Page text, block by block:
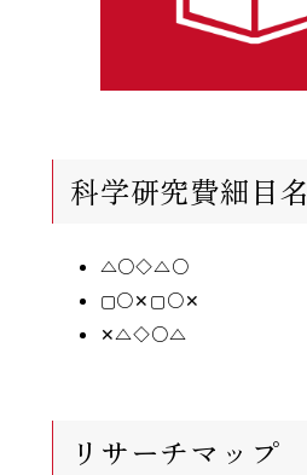
科学研究費細目名
△○◇△○
▢○✕▢○✕
✕△◇○△
リサーチマップ